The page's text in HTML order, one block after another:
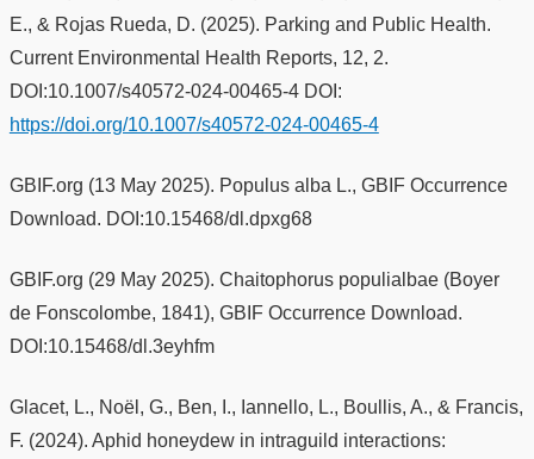
E., & Rojas Rueda, D. (2025). Parking and Public Health.
Current Environmental Health Reports, 12, 2.
DOI:10.1007/s40572-024-00465-4 DOI:
https://doi.org/10.1007/s40572-024-00465-4
GBIF.org (13 May 2025). Populus alba L., GBIF Occurrence
Download. DOI:10.15468/dl.dpxg68
GBIF.org (29 May 2025). Chaitophorus populialbae (Boyer
de Fonscolombe, 1841), GBIF Occurrence Download.
DOI:10.15468/dl.3eyhfm
Glacet, L., Noël, G., Ben, I., Iannello, L., Boullis, A., & Francis,
F. (2024). Aphid honeydew in intraguild interactions: